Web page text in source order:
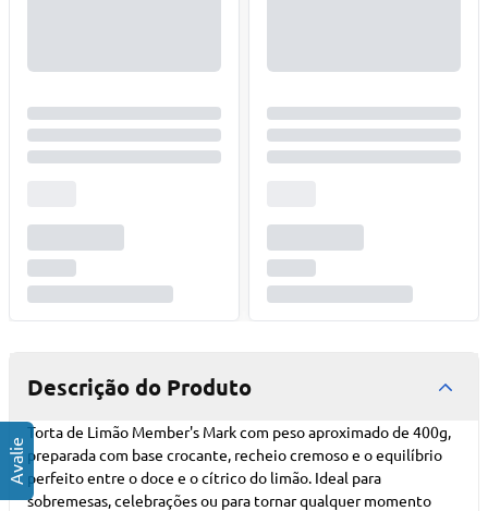
Descrição do Produto
Torta de Limão Member's Mark com peso aproximado de 400g,
preparada com base crocante, recheio cremoso e o equilíbrio
perfeito entre o doce e o cítrico do limão. Ideal para
sobremesas, celebrações ou para tornar qualquer momento